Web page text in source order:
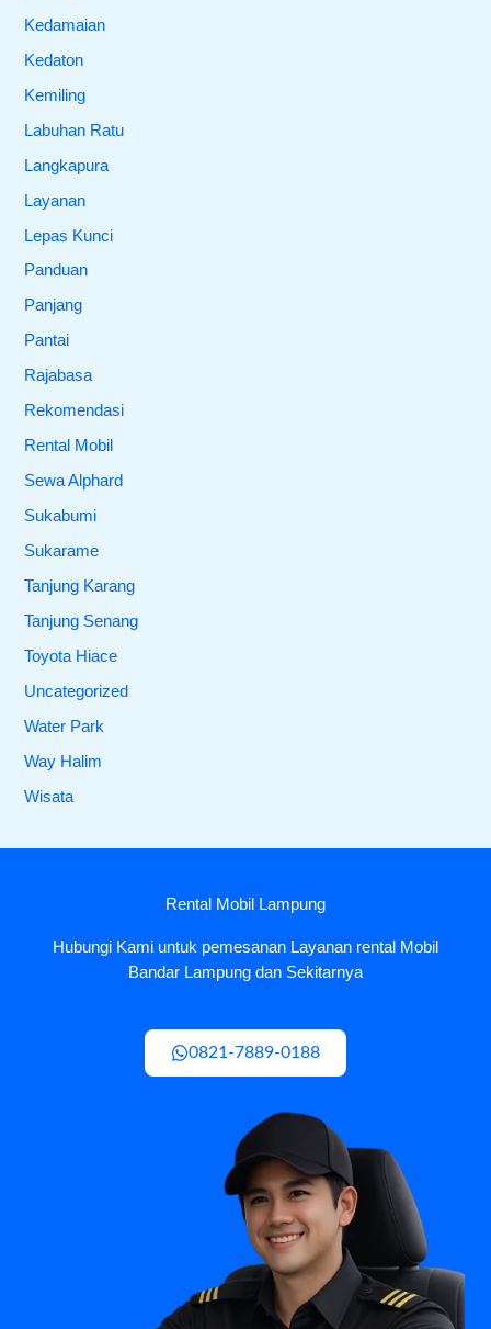
Kedamaian
Kedaton
Kemiling
Labuhan Ratu
Langkapura
Layanan
Lepas Kunci
Panduan
Panjang
Pantai
Rajabasa
Rekomendasi
Rental Mobil
Sewa Alphard
Sukabumi
Sukarame
Tanjung Karang
Tanjung Senang
Toyota Hiace
Uncategorized
Water Park
Way Halim
Wisata
Rental Mobil Lampung
Hubungi Kami untuk pemesanan Layanan rental Mobil
Bandar Lampung dan Sekitarnya
0821-7889-0188